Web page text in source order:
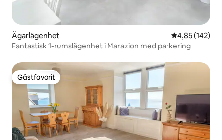
Ägarlägenhet 4,85 av 5 i
4,85 (142)
Fantastisk 1-rumslägenhet i Marazion med parkering
Gästfavorit
Gästfavorit